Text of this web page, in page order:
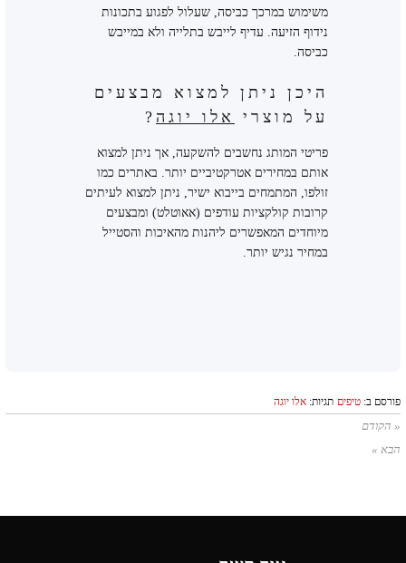
משימוש במרכך כביסה, שעלול לפגוע בתכונות
נידוף הזיעה. עדיף לייבש בתלייה ולא במייבש
כביסה.
היכן ניתן למצוא מבצעים
על מוצרי
אלו יוגה ?
פריטי המותג נחשבים להשקעה, אך ניתן למצוא
אותם במחירים אטרקטיביים יותר. באתרים כמו
זולפו, המתמחים בייבוא ישיר, ניתן למצוא לעיתים
קרובות קולקציות עודפים (אאוטלט) ומבצעים
מיוחדים המאפשרים ליהנות מהאיכות והסטייל
במחיר נגיש יותר.
פורסם ב: טיפים תגיות: אלו יוגה
« הקודם
הבא »